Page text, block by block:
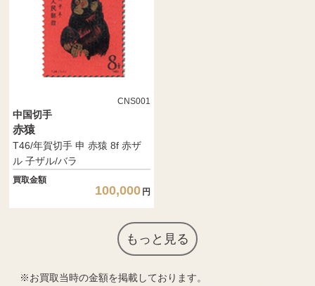
CNS001
中国切手
赤猿
T46/年賀切手 申 赤猿 8f 赤ザ
ル 子ザル/バラ
買取金額
100,000 円
もっと見る
お買取当時の金額を掲載しております。